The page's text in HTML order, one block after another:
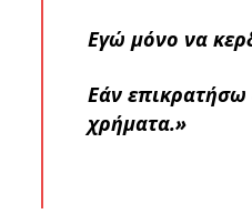
Εγώ μόνο να
Εάν επικρατήσω
χρήματα.»